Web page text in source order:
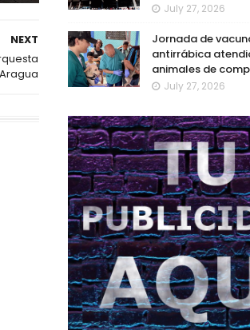
NEXT
July 27, 2026
Jornada de
antirrábica
animales de
July 27, 2026